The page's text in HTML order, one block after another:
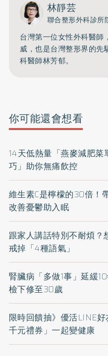
林靜芸
聯合整形外科診所
台灣第一位女性外科醫
威，也是台灣整形界的先
科醫師林芳郁。
你可能還會想看
14天低熱量「燕麥減肥
巧」助你無痛飲控
維生素C是檸檬的30倍！
改善憂鬱助入眠
跟家人講話特別不耐煩
戒掉「4種語氣」
腎臟病「多做1事」延緩
檢下修至30歲
限時回饋抽》優活LINE
千元禮券」一起變健康